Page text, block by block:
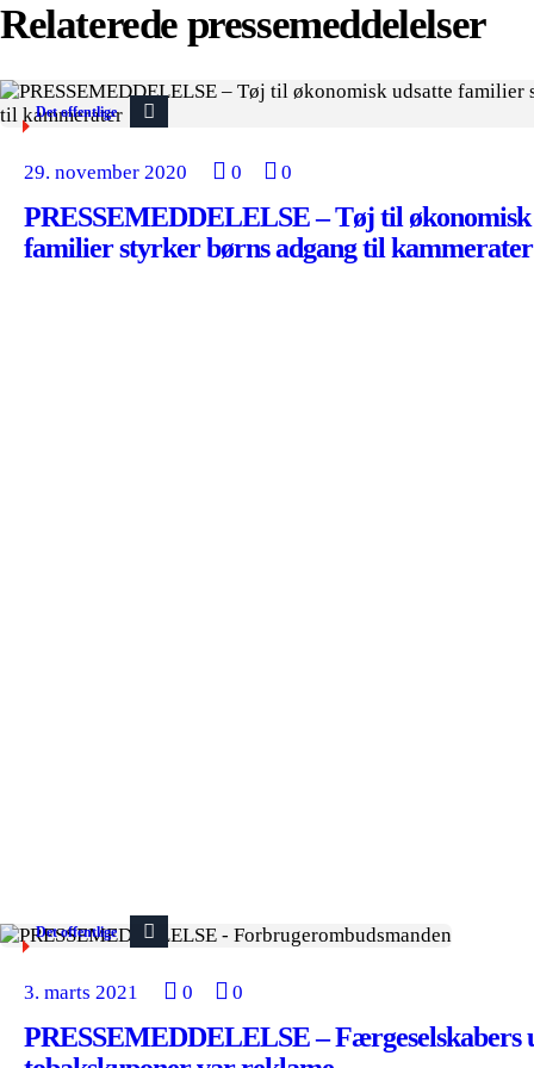
Relaterede pressemeddelelser
Det offentlige
29. november 2020 0 0
PRESSEMEDDELELSE – Tøj til økonomisk
familier styrker børns adgang til kammerater
Det offentlige
3. marts 2021 0 0
PRESSEMEDDELELSE – Færgeselskabers